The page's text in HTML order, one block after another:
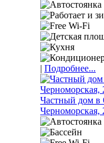
| Подробнее...
Частный дом в
Черноморская,